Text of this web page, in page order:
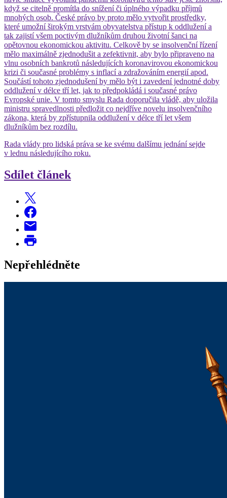
když se citelně promítla do snížení či úplného výpadku příjmů
mnohých osob. České právo by proto mělo vytvořit prostředky,
které umožní širokým vrstvám obyvatelstva přístup k oddlužení a
tak zajistí všem poctivým dlužníkům druhou životní šanci na
opětovnou ekonomickou aktivitu. Celkově by se insolvenční řízení
mělo maximálně zjednodušit a zefektivnit, aby bylo připraveno na
vlnu osobních bankrotů následujících koronavirovou ekonomickou
krizi či současné problémy s inflací a zdražováním energií apod.
Součástí tohoto zjednodušení by mělo být i zavedení jednotné doby
oddlužení v délce tří let, jak to předpokládá i současné právo
Evropské unie. V tomto smyslu Rada doporučila vládě, aby uložila
ministru spravedlnosti předložit co nejdříve novelu insolvenčního
zákona, která by zpřístupnila oddlužení v délce tří let všem
dlužníkům bez rozdílu.
Rada vlády pro lidská práva se ke svému dalšímu jednání sejde
v lednu následujícího roku.
Sdílet článek
Nepřehlédněte